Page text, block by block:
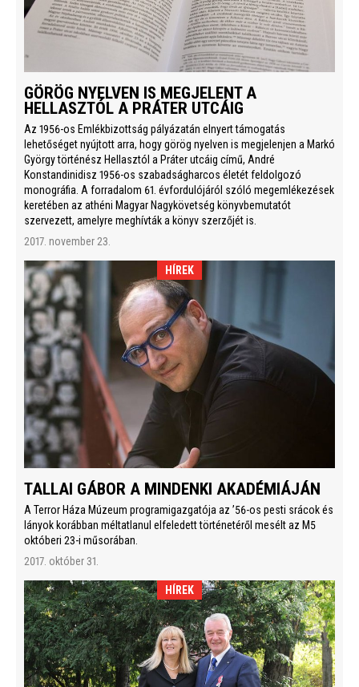
GÖRÖG NYELVEN IS MEGJELENT A
HELLASZTÓL A PRÁTER UTCÁIG
Az 1956-os Emlékbizottság pályázatán elnyert támogatás
lehetőséget nyújtott arra, hogy görög nyelven is megjelenjen a Markó
György történész Hellasztól a Práter utcáig című, André
Konstandinidisz 1956-os szabadságharcos életét feldolgozó
monográfia. A forradalom 61. évfordulójáról szóló megemlékezések
keretében az athéni Magyar Nagykövetség könyvbemutatót
szervezett, amelyre meghívták a könyv szerzőjét is.
2017. november 23.
HÍREK
TALLAI GÁBOR A MINDENKI AKADÉMIÁJÁN
A Terror Háza Múzeum programigazgatója az ’56-os pesti srácok és
lányok korábban méltatlanul elfeledett történetéről mesélt az M5
októberi 23-i műsorában.
2017. október 31.
HÍREK